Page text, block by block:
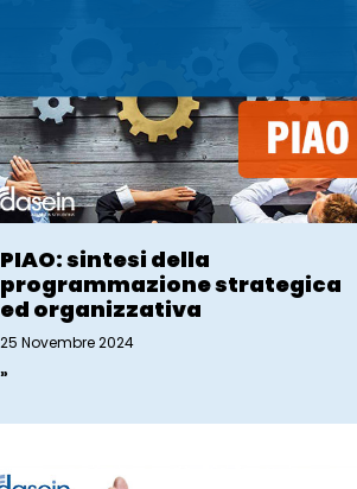
PIAO: sintesi della
programmazione strategica
ed organizzativa
25 Novembre 2024
»